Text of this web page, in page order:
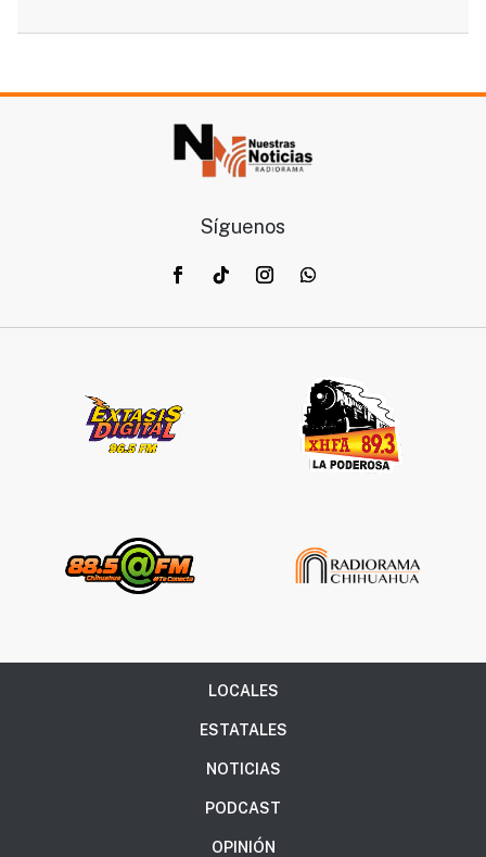
Síguenos
LOCALES
ESTATALES
NOTICIAS
PODCAST
OPINIÓN